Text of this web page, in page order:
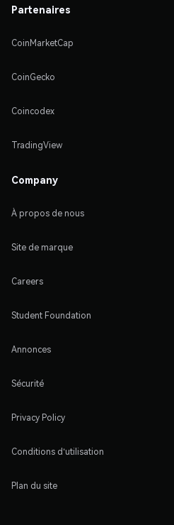
Partenaires
CoinMarketCap
CoinGecko
Coincodex
TradingView
Company
À propos de nous
Site de marque
Careers
Student Foundation
Annonces
Sécurité
Privacy Policy
Conditions d'utilisation
Plan du site